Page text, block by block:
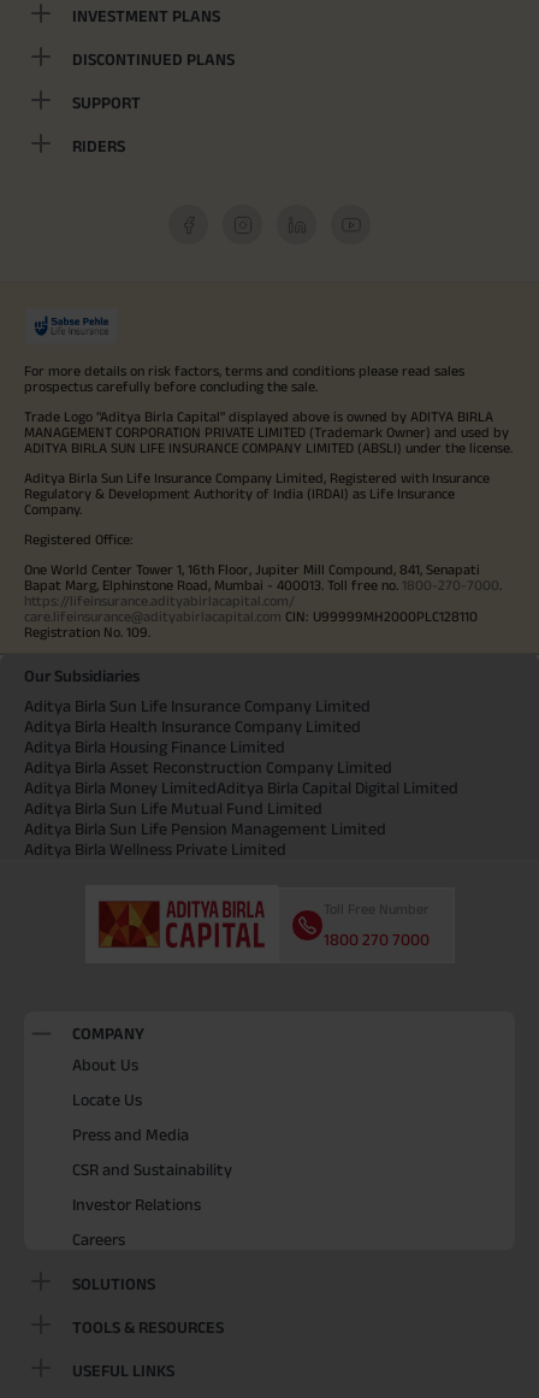
INVESTMENT PLANS
DISCONTINUED PLANS
SUPPORT
RIDERS
For more details on risk factors, terms and conditions please read sales
prospectus carefully before concluding the sale.
Trade Logo "Aditya Birla Capital" displayed above is owned by ADITYA BIRLA
MANAGEMENT CORPORATION PRIVATE LIMITED (Trademark Owner) and used by
ADITYA BIRLA SUN LIFE INSURANCE COMPANY LIMITED (ABSLI) under the license.
Aditya Birla Sun Life Insurance Company Limited, Registered with Insurance
Regulatory & Development Authority of India (IRDAI) as Life Insurance
Company.
Registered Office:
One World Center Tower 1, 16th Floor, Jupiter Mill Compound, 841, Senapati
Bapat Marg, Elphinstone Road, Mumbai - 400013. Toll free no. 1800-270-7000
https://lifeinsurance.adityabirlacapital.com/
care.lifeinsurance@adityabirlacapital.com CIN: U99999MH2000PLC128110
Registration No. 109.
Our Subsidiaries
Aditya Birla Sun Life Insurance Company Limited
Aditya Birla Health Insurance Company Limited
Aditya Birla Housing Finance Limited
Aditya Birla Asset Reconstruction Company Limited
Aditya Birla Money LimitedAditya Birla Capital Digital Limited
Aditya Birla Sun Life Mutual Fund Limited
Aditya Birla Sun Life Pension Management Limited
Aditya Birla Wellness Private Limited
Toll Free Number
1800 270 7000
COMPANY
About Us
Locate Us
Press and Media
CSR and Sustainability
Investor Relations
Careers
SOLUTIONS
TOOLS & RESOURCES
USEFUL LINKS